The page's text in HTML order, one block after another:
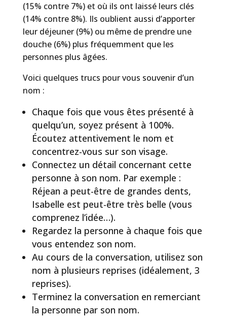
(15% contre 7%) et où ils ont laissé leurs clés
(14% contre 8%). Ils oublient aussi d’apporter
leur déjeuner (9%) ou même de prendre une
douche (6%) plus fréquemment que les
personnes plus âgées.
Voici quelques trucs pour vous souvenir d’un
nom :
Chaque fois que vous êtes présenté à
quelqu’un, soyez présent à 100%.
Écoutez attentivement le nom et
concentrez-vous sur son visage.
Connectez un détail concernant cette
personne à son nom. Par exemple :
Réjean a peut-être de grandes dents,
Isabelle est peut-être très belle (vous
comprenez l’idée…).
Regardez la personne à chaque fois que
vous entendez son nom.
Au cours de la conversation, utilisez son
nom à plusieurs reprises (idéalement, 3
reprises).
Terminez la conversation en remerciant
la personne par son nom.